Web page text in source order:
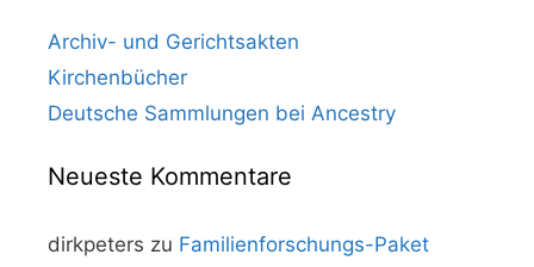
Archiv- und Gerichtsakten
Kirchenbücher
Deutsche Sammlungen bei Ancestry
Neueste Kommentare
dirkpeters zu Familienforschungs-Paket